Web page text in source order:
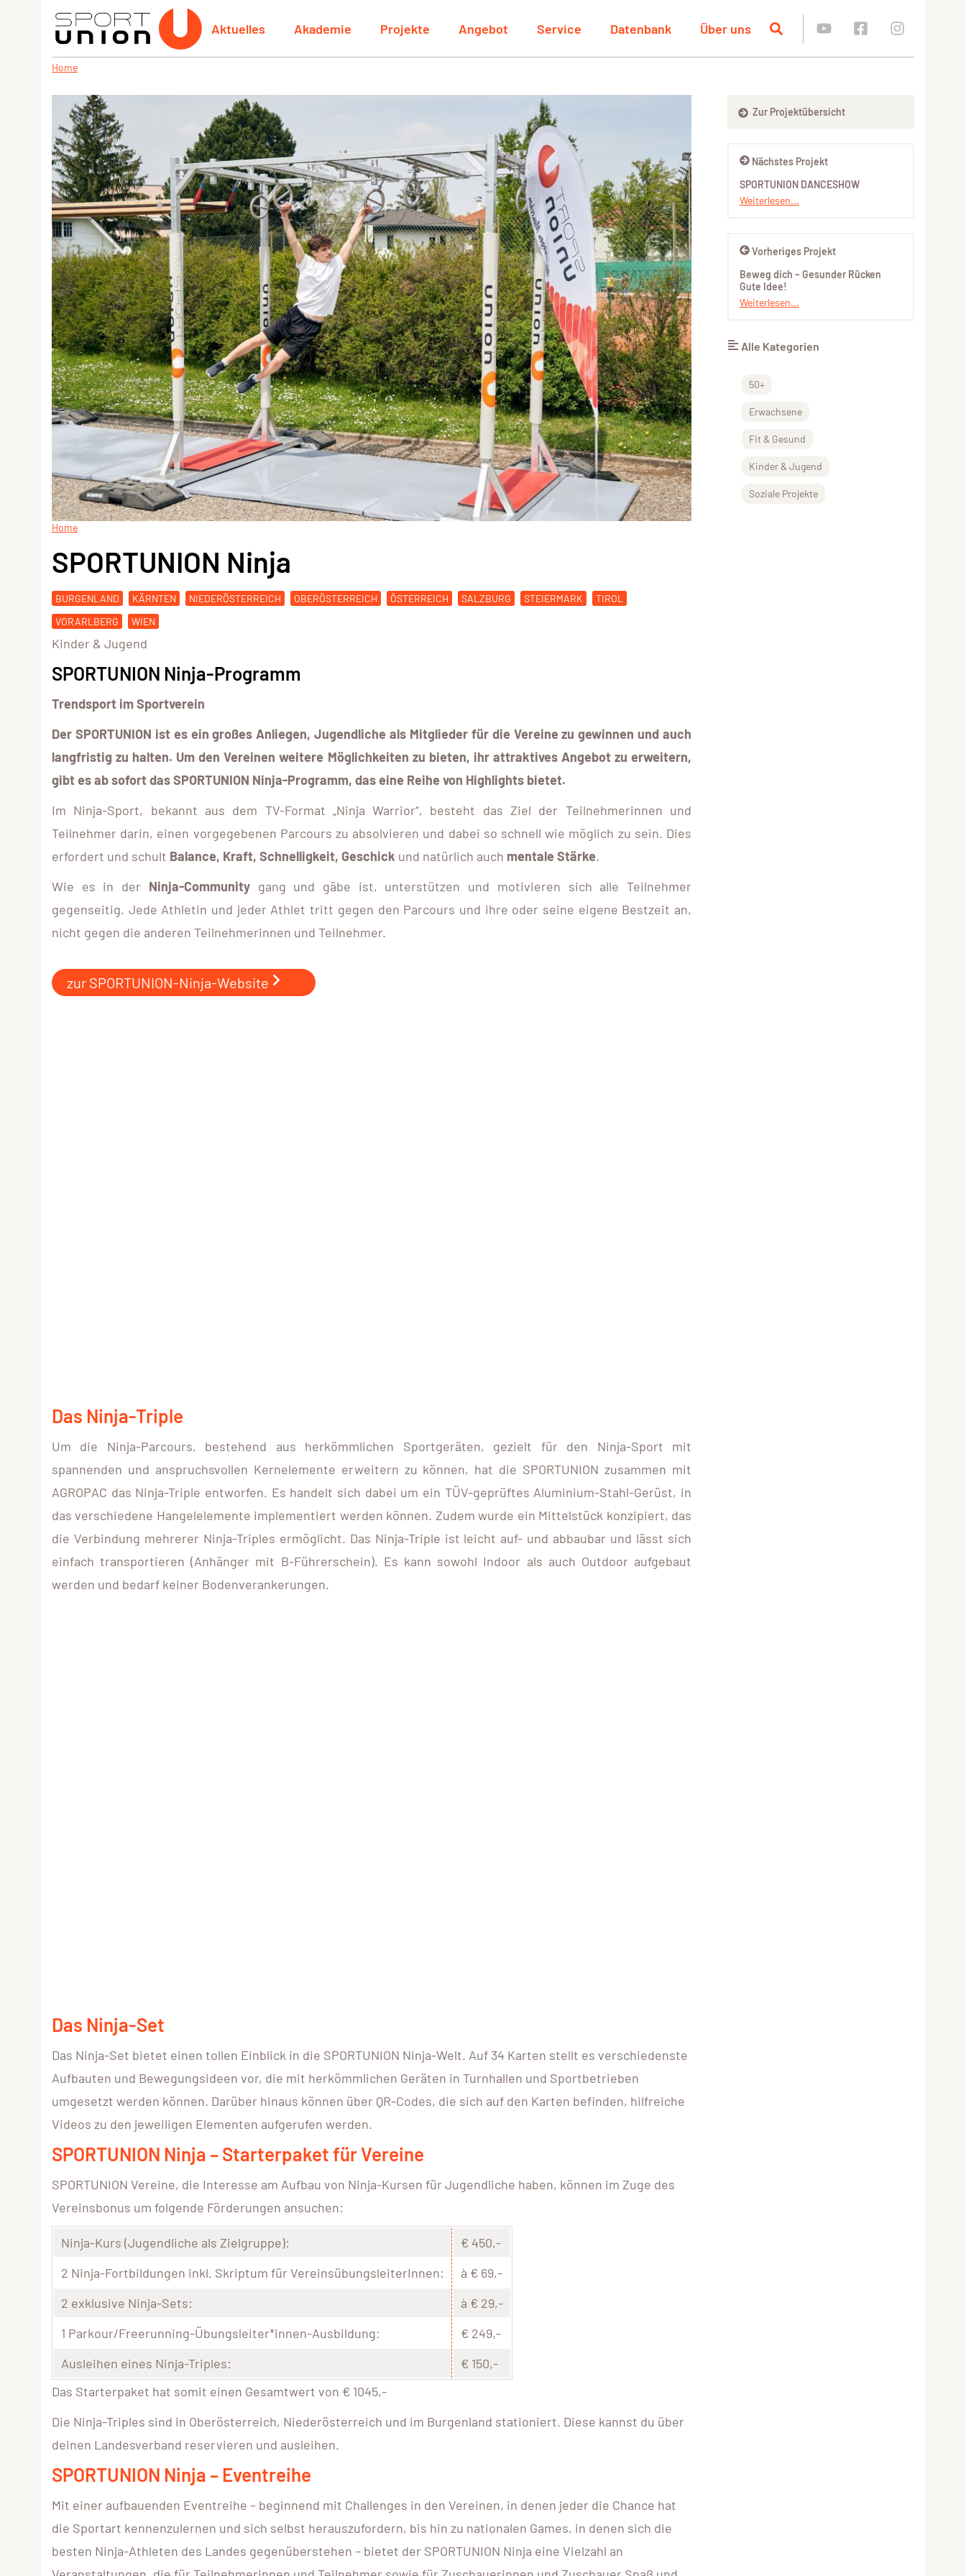
Aktuelles Akademie Projekte Angebot Service Datenbank Über uns
Home
Home
SPORTUNION Ninja
BURGENLAND KÄRNTEN NIEDERÖSTERREICH OBERÖSTERREICH ÖSTERREICH SALZBURG STEIERMARK
TIROL
VORARLBERG
WIEN
Kinder & Jugend
SPORTUNION Ninja-Programm
Trendsport im Sportverein
Der SPORTUNION ist es ein großes Anliegen, Jugendliche als Mitglieder für die Vereine zu gewinnen und auch
langfristig zu halten. Um den Vereinen weitere Möglichkeiten zu bieten, ihr attraktives Angebot zu erweitern,
gibt es ab sofort das SPORTUNION Ninja-Programm, das eine Reihe von Highlights bietet.
Im Ninja-Sport, bekannt aus dem TV-Format „Ninja Warrior“, besteht das Ziel der Teilnehmerinnen und
Teilnehmer darin, einen vorgegebenen Parcours zu absolvieren und dabei so schnell wie möglich zu sein. Dies
erfordert und schult Balance, Kraft, Schnelligkeit, Geschick und natürlich auch mentale Stärke.
Wie es in der Ninja-Communitygang und gäbe ist, unterstützen und motivieren sich alle Teilnehmer
gegenseitig. Jede Athletin und jeder Athlet tritt gegen den Parcours und ihre oder seine eigene Bestzeit an,
nicht gegen die anderen Teilnehmerinnen und Teilnehmer.
zur SPORTUNION-Ninja-Website
Das Ninja-Triple
Um die Ninja-Parcours, bestehend aus herkömmlichen Sportgeräten, gezielt für den Ninja-Sport mit
spannenden und anspruchsvollen Kernelemente erweitern zu können, hat die SPORTUNION zusammen mit
AGROPAC das Ninja-Triple entworfen. Es handelt sich dabei um ein TÜV-geprüftes Aluminium-Stahl-Gerüst, in
das verschiedene Hangelelemente implementiert werden können. Zudem wurde ein Mittelstück konzipiert, das
die Verbindung mehrerer Ninja-Triples ermöglicht. Das Ninja-Triple ist leicht auf- und abbaubar und lässt sich
einfach transportieren (Anhänger mit B-Führerschein). Es kann sowohl Indoor als auch Outdoor aufgebaut
werden und bedarf keiner Bodenverankerungen.
Das Ninja-Set
Das Ninja-Set bietet einen tollen Einblick in die SPORTUNION Ninja-Welt. Auf 34 Karten stellt es verschiedenste
Aufbauten und Bewegungsideen vor, die mit herkömmlichen Geräten in Turnhallen und Sportbetrieben
umgesetzt werden können. Darüber hinaus können über QR-Codes, die sich auf den Karten befinden, hilfreiche
Videos zu den jeweiligen Elementen aufgerufen werden.
SPORTUNION Ninja – Starterpaket für Vereine
SPORTUNION Vereine, die Interesse am Aufbau von Ninja-Kursen für Jugendliche haben, können im Zuge des
Vereinsbonus um folgende Förderungen ansuchen:
Ninja-Kurs (Jugendliche als Zielgruppe):
€ 450,-
2 Ninja-Fortbildungen inkl. Skriptum für VereinsübungsleiterInnen:
à € 69,-
2 exklusive Ninja-Sets:
à € 29,-
1 Parkour/Freerunning-Übungsleiter*innen-Ausbildung:
€ 249,-
Ausleihen eines Ninja-Triples:
€ 150,-
Das Starterpaket hat somit einen Gesamtwert von € 1045,-
Die Ninja-Triples sind in Oberösterreich, Niederösterreich und im Burgenland stationiert. Diese kannst du über
deinen Landesverband reservieren und ausleihen.
SPORTUNION Ninja – Eventreihe
Mit einer aufbauenden Eventreihe – beginnend mit Challenges in den Vereinen, in denen jeder die Chance hat
die Sportart kennenzulernen und sich selbst herauszufordern, bis hin zu nationalen Games, in denen sich die
besten Ninja-Athleten des Landes gegenüberstehen – bietet der SPORTUNION Ninja eine Vielzahl an
Zur Projektübersicht
Nächstes Projekt
SPORTUNION DANCESHOW
Weiterlesen...
Vorheriges Projekt
Beweg dich – Gesunder Rücken
Gute Idee!
Weiterlesen...
Alle Kategorien
50+
Erwachsene
Fit & Gesund
Kinder & Jugend
Soziale Projekte